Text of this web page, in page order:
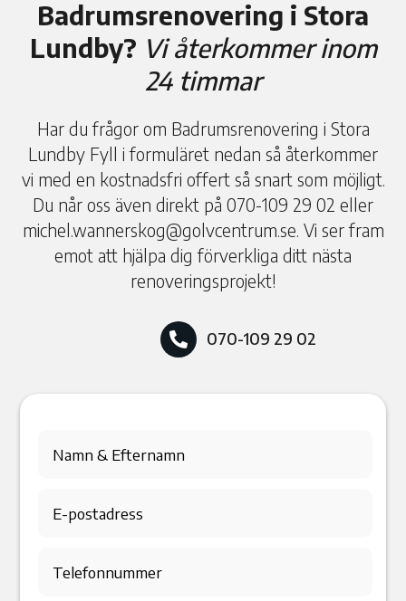
Badrumsrenovering i Stora
Lundby? Vi återkommer inom
24 timmar
Har du frågor om Badrumsrenovering i Stora
Lundby Fyll i formuläret nedan så återkommer
vi med en kostnadsfri offert så snart som möjligt.
Du når oss även direkt på 070-109 29 02 eller
michel.wannerskog@golvcentrum.se. Vi ser fram
emot att hjälpa dig förverkliga ditt nästa
renoveringsprojekt!
 070-109 29 02